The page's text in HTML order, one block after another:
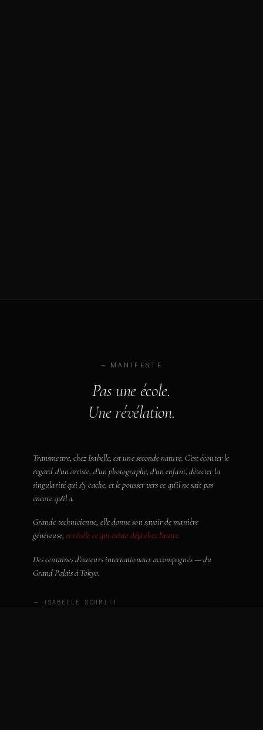
— MANIFESTE
Pas une école.
Une révélation.
Transmettre, chez Isabelle, est une seconde nature. C'est écouter le
regard d'un artiste, d'un photographe, d'un enfant, détecter la
singularité qui s'y cache, et le pousser vers ce qu'il ne sait pas
encore qu'il a.
Grande technicienne, elle donne son savoir de manière
généreuse, et révèle ce qui existe déjà chez l'autre.
Des centaines d'auteurs internationaux accompagnés — du
Grand Palais à Tokyo.
— ISABELLE SCHMITT